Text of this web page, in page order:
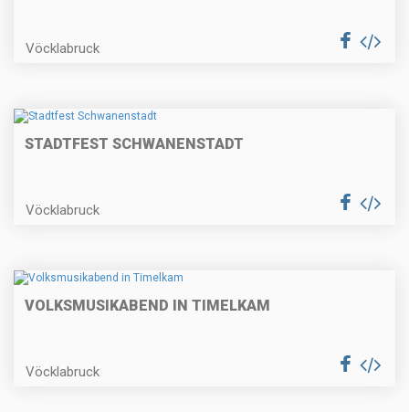
Vöcklabruck
STADTFEST SCHWANENSTADT
Vöcklabruck
VOLKSMUSIKABEND IN TIMELKAM
Vöcklabruck